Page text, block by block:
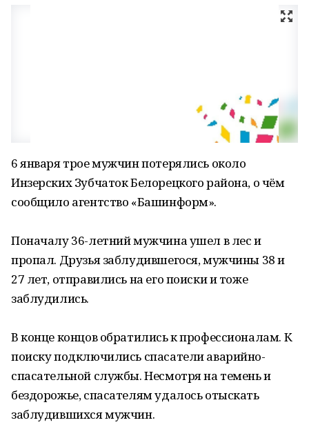
6 января трое мужчин потерялись около
Инзерских Зубчаток Белорецкого района, о чём
сообщило агентство «Башинформ».
Поначалу 36-летний мужчина ушел в лес и
пропал. Друзья заблудившегося, мужчины 38 и
27 лет, отправились на его поиски и тоже
заблудились.
В конце концов обратились к профессионалам. К
поиску подключились спасатели аварийно-
спасательной службы. Несмотря на темень и
бездорожье, спасателям удалось отыскать
заблудившихся мужчин.